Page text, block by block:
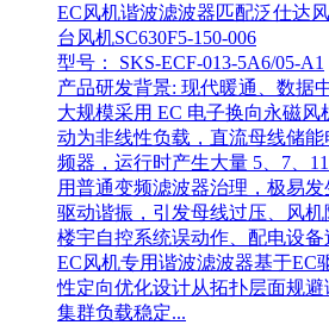
EC风机谐波滤波器匹配泛仕达
台风机SC630F5-150-006
型号： SKS-ECF-013-5A6/05-A1
产品研发背景: 现代暖通、数据
大规模采用 EC 电子换向永磁
动为非线性负载，直流母线储
频器，运行时产生大量 5、7、
用普通变频滤波器治理，极易发
驱动谐振，引发母线过压、风机
楼宇自控系统误动作、配电设
EC风机专用谐波滤波器基于EC
性定向优化设计从拓扑层面规
集群负载稳定...